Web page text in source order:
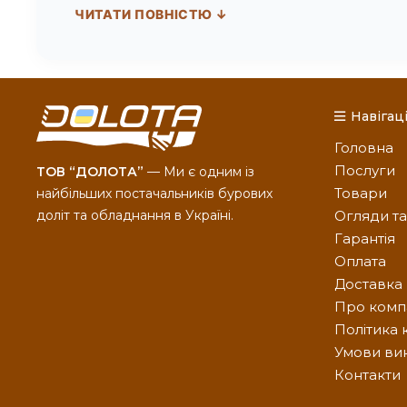
розширювачі під конкретний діаметр пілотного
реставрацію зношених розширювачіві доліт,
бурової колони, пропонуємо переглянути наш
Виробництво на замовлення від ТОВ «ДОЛОТА»
замовити проєктування або дізнатися вартість
Новою Поштою та іншими зручними перевізниками
ЧИТАТИ ПОВНІСТЮ ↓
ТОВ “ДОЛОТА” — Ми є одним із
найбільших постачальників бурових
доліт та обладнання в Україні.
Головна
Послуги
Товари
Огляди
Гарантія
Оплата
Доставка
Про
Політика
Умови
Контакти